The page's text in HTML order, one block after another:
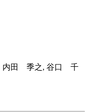
内田 季之, 谷口 千